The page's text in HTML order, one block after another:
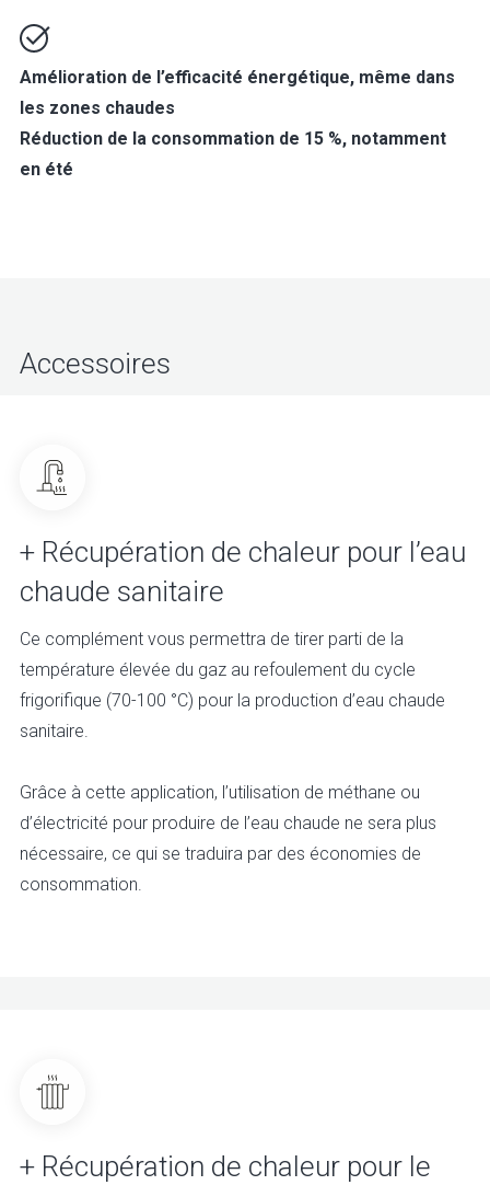
Amélioration de l’efficacité énergétique, même dans
les zones chaudes
Réduction de la consommation de 15 %, notamment
en été
Accessoires
+ Récupération de chaleur pour l’eau
chaude sanitaire
Ce complément vous permettra de tirer parti de la
température élevée du gaz au refoulement du cycle
frigorifique (70-100 °C) pour la production d’eau chaude
sanitaire.
Grâce à cette application, l’utilisation de méthane ou
d’électricité pour produire de l’eau chaude ne sera plus
nécessaire, ce qui se traduira par des économies de
consommation.
+ Récupération de chaleur pour le